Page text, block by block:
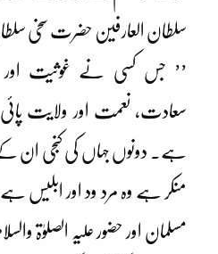
سلطان العارفین حضرت سخی
’’ جس کسی نے غوثیت
سعادت، نعمت اور ولایت
ہے۔ دونوں جہاں کی کنجی ان
منکر ہے وہ مرد ود اور ابلیس ہے
مسلمان اور حضور علیہ الصلوٰۃ